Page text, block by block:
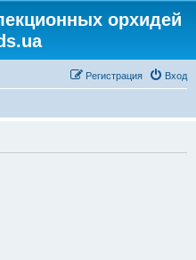
орхидей
Вход
Регистрация